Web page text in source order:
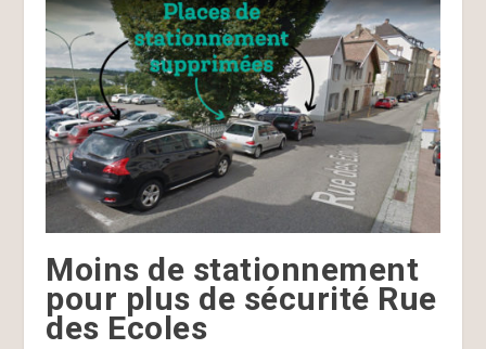
Moins de stationnement
pour plus de sécurité Rue
des Ecoles